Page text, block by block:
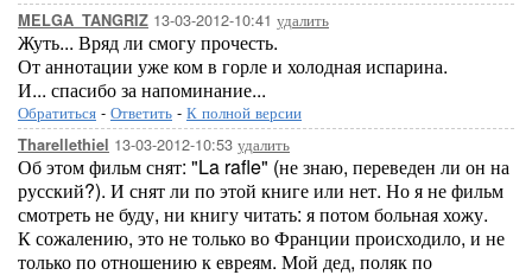
MELGA_TANGRIZ 13-03-2012-10:41 удалить
Жуть... Вряд ли смогу прочесть.
От аннотации уже ком в горле и холодная испарина.
И... спасибо за напоминание...
Обратиться - Ответить - К полной версии
Tharellethiel 13-03-2012-10:53 удалить
Об этом фильм снят: "La rafle" (не знаю, переведен ли он на
русский?). И снят ли по этой книге или нет. Но я не фильм
смотреть не буду, ни книгу читать: я потом больная хожу.
К сожалению, это не только во Франции происходило, и не
только по отношению к евреям. Мой дед, поляк по